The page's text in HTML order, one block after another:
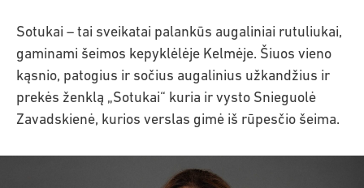
Sotukai – tai sveikatai palankūs augaliniai rutuliukai,
gaminami šeimos kepyklėlėje Kelmėje. Šiuos vieno
kąsnio, patogius ir sočius augalinius užkandžius ir
prekės ženklą „Sotukai“ kuria ir vysto Snieguolė
Zavadskienė, kurios verslas gimė iš rūpesčio šeima.